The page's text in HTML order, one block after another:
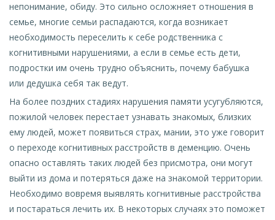
непонимание, обиду. Это сильно осложняет отношения в
семье, многие семьи распадаются, когда возникает
необходимость переселить к себе родственника с
когнитивными нарушениями, а если в семье есть дети,
подростки им очень трудно объяснить, почему бабушка
или дедушка себя так ведут.
На более поздних стадиях нарушения памяти усугубляются,
пожилой человек перестает узнавать знакомых, близких
ему людей, может появиться страх, мании, это уже говорит
о переходе когнитивных расстройств в деменцию. Очень
опасно оставлять таких людей без присмотра, они могут
выйти из дома и потеряться даже на знакомой территории.
Необходимо вовремя выявлять когнитивные расстройства
и постараться лечить их. В некоторых случаях это поможет